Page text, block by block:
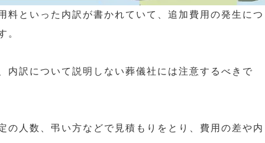
料といった内訳が書かれていて、追加費用の発生につ
。
内訳について説明しない葬儀社には注意するべきで
の人数、弔い方などで見積もりをとり、費用の差や内